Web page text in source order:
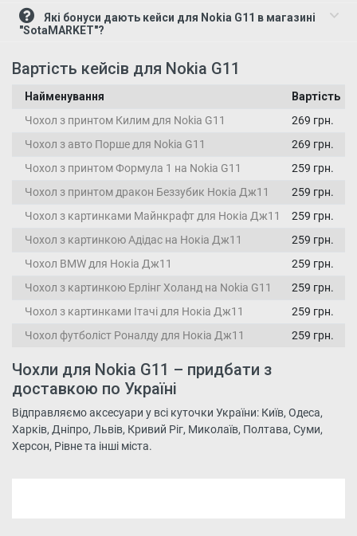
"SotaMARKET"?
Вартість кейсів для Nokia G11
Найменування
Вартість
Чохол з принтом Килим для Nokia G11
269 грн.
Чохол з авто Порше для Nokia G11
269 грн.
Чохол з принтом Формула 1 на Nokia G11
259 грн.
Чохол з принтом дракон Беззубик Нокіа Дж11
259 грн.
Чохол з картинками Майнкрафт для Нокіа Дж11
259 грн.
Чохол з картинкою Адідас на Нокіа Дж11
259 грн.
Чохол BMW для Нокіа Дж11
259 грн.
Чохол з картинкою Ерлінг Холанд на Nokia G11
259 грн.
Чохол з картинками Ітачі для Нокіа Дж11
259 грн.
Чохол футболіст Роналду для Нокіа Дж11
259 грн.
Чохли для Nokia G11 – придбати з
доставкою по Україні
Відправляємо аксесуари у всі куточки України: Київ, Одеса,
Харків, Дніпро, Львів, Кривий Ріг, Миколаїв, Полтава, Суми,
Херсон, Рівне та інші міста.